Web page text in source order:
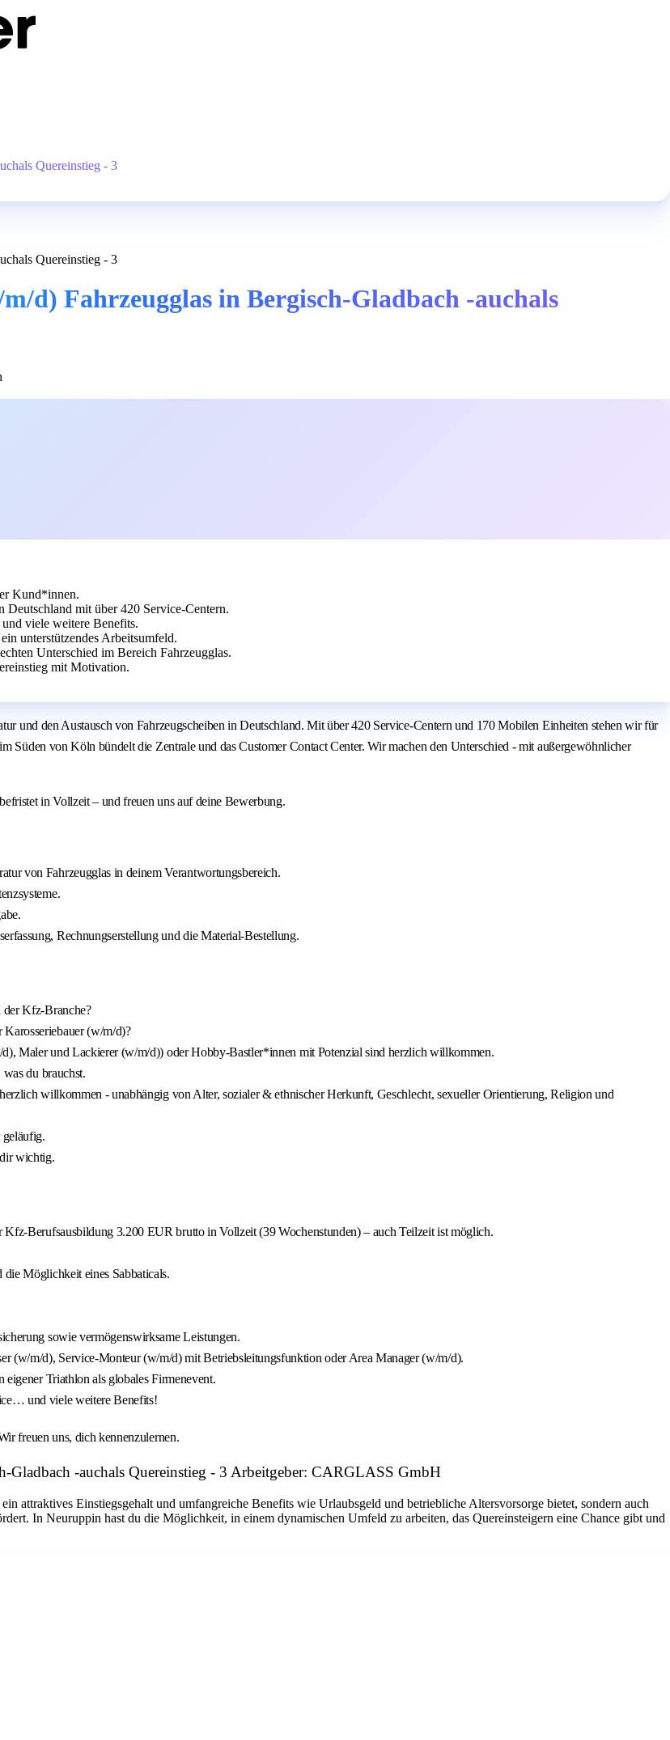
Quereinstieg - 3
Quereinstieg - 3
d) Fahrzeugglas in Bergisch-Gladbach -auchals
Kund*innen.
Deutschland mit über 420 Service-Centern.
viele weitere Benefits.
unterstützendes Arbeitsumfeld.
Unterschied im Bereich Fahrzeugglas.
mit Motivation.
und den Austausch von Fahrzeugscheiben in Deutschland. Mit über 420 Service-Centern und 170 Mobilen Einheiten stehen wir für
Süden von Köln bündelt die Zentrale und das Customer Contact Center. Wir machen den Unterschied - mit außergewöhnlicher
in Vollzeit – und freuen uns auf deine Bewerbung.
von Fahrzeugglas in deinem Verantwortungsbereich.
Rechnungserstellung und die Material-Bestellung.
der Kfz-Branche?
(w/m/d)?
Maler und Lackierer (w/m/d)) oder Hobby-Bastler*innen mit Potenzial sind herzlich willkommen.
du brauchst.
willkommen - unabhängig von Alter, sozialer & ethnischer Herkunft, Geschlecht, sexueller Orientierung, Religion und
wichtig.
Berufsausbildung 3.200 EUR brutto in Vollzeit (39 Wochenstunden) – auch Teilzeit ist möglich.
Möglichkeit eines Sabbaticals.
sowie vermögenswirksame Leistungen.
(w/m/d), Service-Monteur (w/m/d) mit Betriebsleitungsfunktion oder Area Manager (w/m/d).
Triathlon als globales Firmenevent.
und viele weitere Benefits!
freuen uns, dich kennenzulernen.
-auchals Quereinstieg - 3 Arbeitgeber: CARGLASS GmbH
attraktives Einstiegsgehalt und umfangreiche Benefits wie Urlaubsgeld und betriebliche Altersvorsorge bietet, sondern auch
In Neuruppin hast du die Möglichkeit, in einem dynamischen Umfeld zu arbeiten, das Quereinsteigern eine Chance gibt und